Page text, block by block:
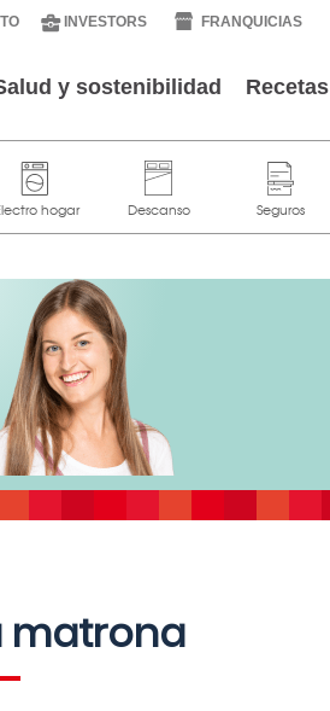
INVESTORS FRANQUICIAS
y sostenibilidad Recetas
matrona